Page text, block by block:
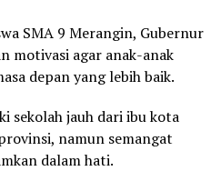
SMA 9 Merangin, Gubernur
motivasi agar anak-anak
depan yang lebih baik.
sekolah jauh dari ibu kota
namun semangat
dalam hati.